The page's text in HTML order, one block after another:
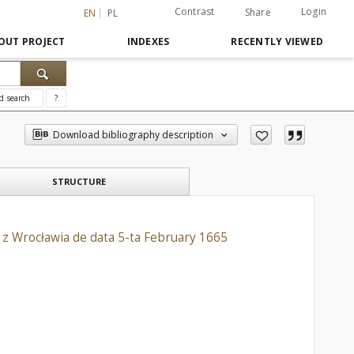
EN PL Contrast Share Login
PROJECT INDEXES RECENTLY VIEWED
search ?
Download bibliography description
STRUCTURE
Wrocławia de data 5-ta February 1665